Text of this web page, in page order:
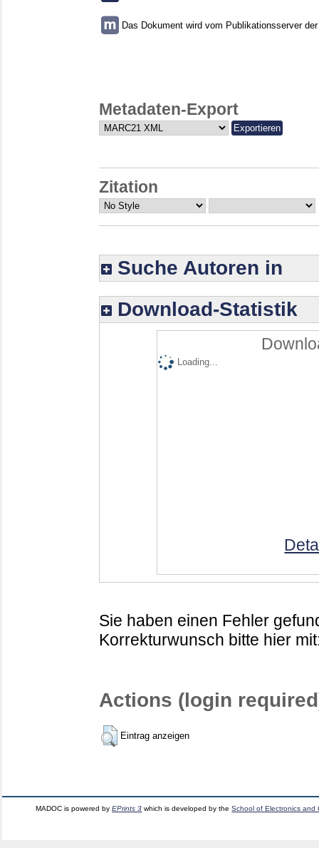
Das Dokument wird vom Publikationsserver
Metadaten-Export
Zitation
Suche Autoren in
Download-Statistik
Loading...
Sie haben einen Fehler
Korrekturwunsch bitte hier
Actions (login
Eintrag anzeigen
MADOC is powered byEPrints 3 which is developed by theSchool of Electronics and